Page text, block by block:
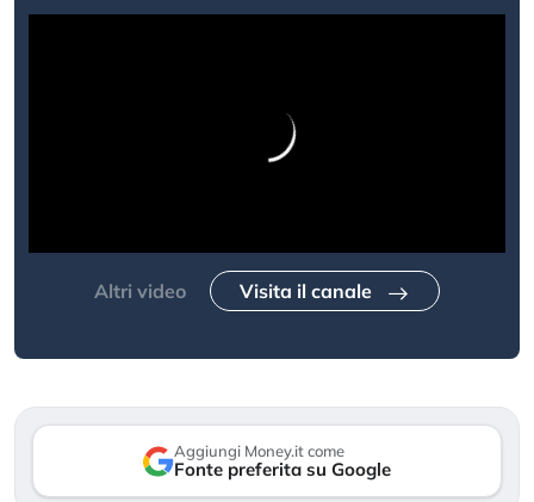
Altri video Visita il canale
Aggiungi Money.it come
Fonte preferita su Google